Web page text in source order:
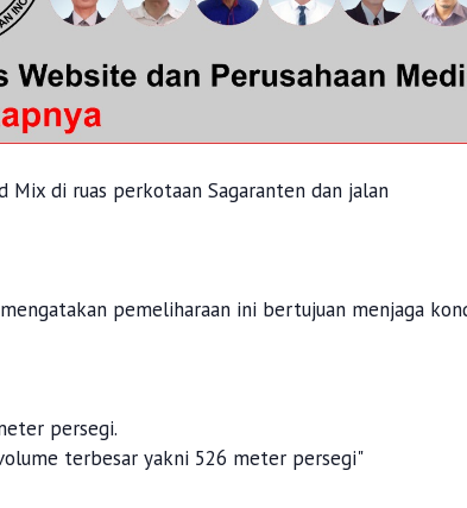
Mix di ruas perkotaan Sagaranten dan jalan
pemeliharaan ini bertujuan menjaga
persegi.
terbesar yakni 526 meter persegi"